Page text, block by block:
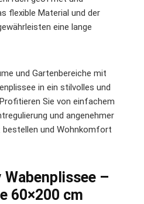
flexible Material und der
eine lange
und Gartenbereiche mit
in ein stilvolles und
Sie von einfachem
und angenehmer
und Wohnkomfort
Wabenplissee –
60×200 cm